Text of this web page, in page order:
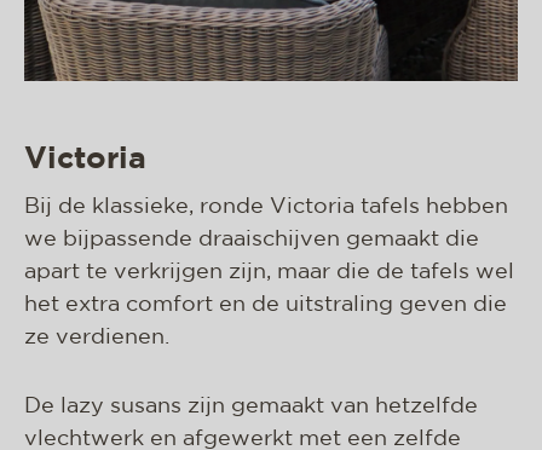
Victoria
Bij de klassieke, ronde Victoria tafels hebben
we bijpassende draaischijven gemaakt die
apart te verkrijgen zijn, maar die de tafels wel
het extra comfort en de uitstraling geven die
ze verdienen.
De lazy susans zijn gemaakt van hetzelfde
vlechtwerk en afgewerkt met een zelfde